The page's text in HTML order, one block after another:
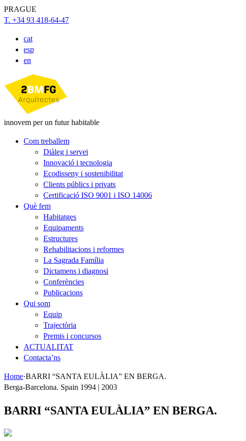
PRAGUE
T. +34 93 418-64-47
cat
esp
en
innovem per un futur habitable
Com treballem
Diàleg i servei
Innovació i tecnologia
Ecodisseny i sostenibilitat
Clients públics i privats
Certificació ISO 9001 i ISO 14006
Què fem
Habitatges
Equipaments
Estructures
Rehabilitacions i reformes
La Sagrada Família
Dictamens i diagnosi
Conferències
Publicacions
Qui som
Equip
Trajectòria
Premis i concursos
ACTUALITAT
Contacta’ns
Home·BARRI “SANTA EULÀLIA” EN BERGA.
Berga-Barcelona. Spain 1994 | 2003
BARRI “SANTA EULÀLIA” EN BERGA.